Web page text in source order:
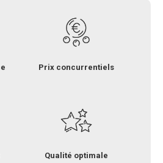
Prix concurrentiels
Qualité optimale